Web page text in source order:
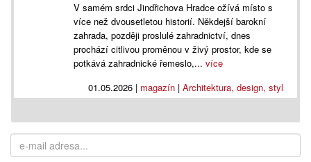
V samém srdci Jindřichova Hradce ožívá místo s
více než dvousetletou historií. Někdejší barokní
zahrada, později proslulé zahradnictví, dnes
prochází citlivou proměnou v živý prostor, kde se
potkává zahradnické řemeslo,...více
01.05.2026| magazín| Architektura, design, styl